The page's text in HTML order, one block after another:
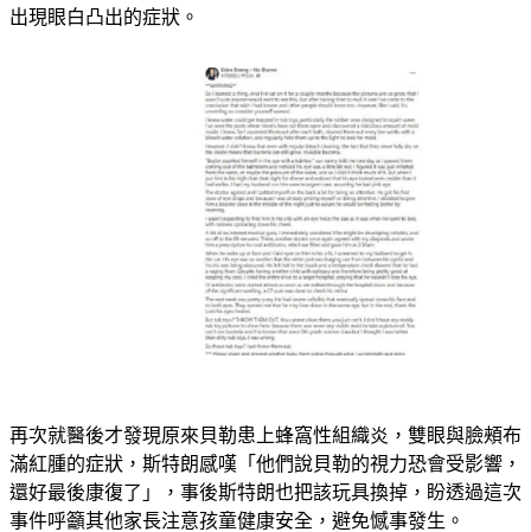
出現眼白凸出的症狀。
再次就醫後才發現原來貝勒患上蜂窩性組織炎，雙眼與臉頰布
滿紅腫的症狀，斯特朗感嘆「他們說貝勒的視力恐會受影響，
還好最後康復了」，事後斯特朗也把該玩具換掉，盼透過這次
事件呼籲其他家長注意孩童健康安全，避免憾事發生。